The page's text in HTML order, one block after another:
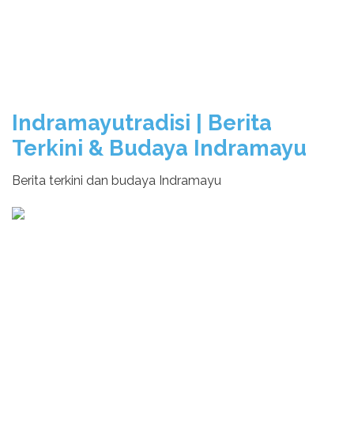
Indramayutradisi | Berita
Terkini & Budaya Indramayu
Berita terkini dan budaya Indramayu